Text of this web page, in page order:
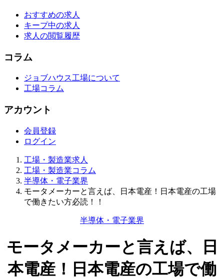
おすすめの求人
キープ中の求人
求人の閲覧履歴
コラム
ジョブハウス工場について
工場コラム
アカウント
会員登録
ログイン
工場・製造業求人
工場・製造業コラム
半導体・電子業界
モータメーカーと言えば、日本電産！日本電産の工場
で働きたい方必読！！
半導体・電子業界
モータメーカーと言えば、日
本電産！日本電産の工場で働